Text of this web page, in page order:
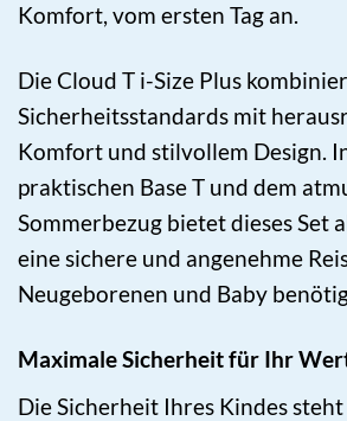
Komfort, vom ersten Tag an.
Die Cloud T i-Size Plus
Sicherheitsstandards mit
Komfort und stilvollem Design.
praktischen Base T und dem
Sommerbezug bietet dieses Set
eine sichere und angenehme
Neugeborenen und Baby
Maximale Sicherheit für Ihr
Die Sicherheit Ihres Kindes steht